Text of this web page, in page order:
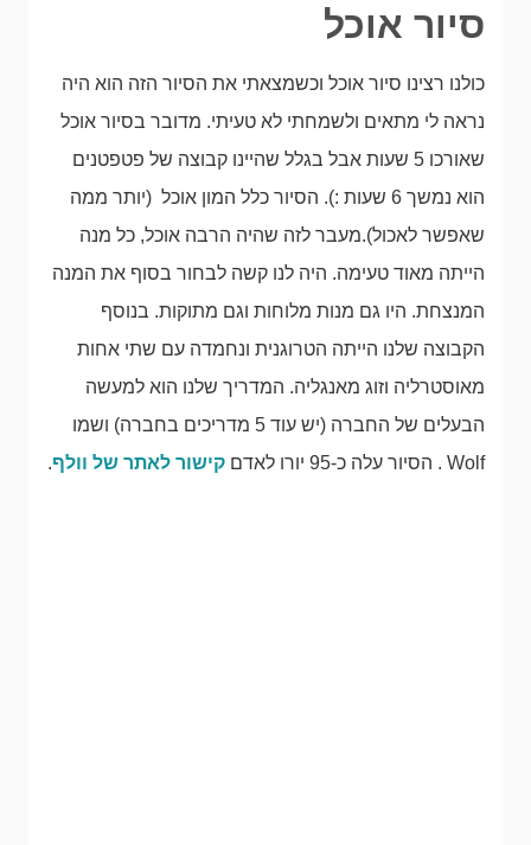
סיור אוכל
כולנו רצינו סיור אוכל וכשמצאתי את הסיור הזה הוא היה
נראה לי מתאים ולשמחתי לא טעיתי. מדובר בסיור אוכל
שאורכו 5 שעות אבל בגלל שהיינו קבוצה של פטפטנים
הוא נמשך 6 שעות :). הסיור כלל המון אוכל (יותר ממה
שאפשר לאכול).מעבר לזה שהיה הרבה אוכל, כל מנה
הייתה מאוד טעימה. היה לנו קשה לבחור בסוף את המנה
המנצחת. היו גם מנות מלוחות וגם מתוקות. בנוסף
הקבוצה שלנו הייתה הטרוגנית ונחמדה עם שתי אחות
מאוסטרליה וזוג מאנגליה. המדריך שלנו הוא למעשה
הבעלים של החברה (יש עוד 5 מדריכים בחברה) ושמו
Wolf . הסיור עלה כ-95 יורו לאדם
קישור לאתר של וולף.